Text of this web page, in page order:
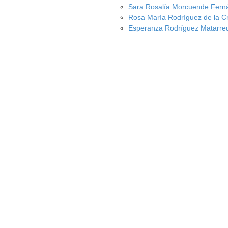
Sara Rosalía Morcuende
Rosa María Rodríguez de la
Esperanza Rodríguez